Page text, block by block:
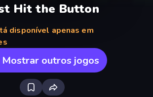
Hit the Button
disponível apenas em
Mostrar outros jogos